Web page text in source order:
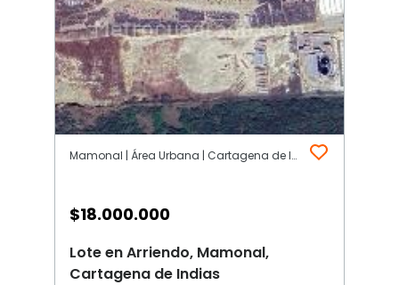
Mamonal | Área Urbana | Cartagena de Indias
$18.000.000
Lote en Arriendo, Mamonal,
Cartagena de Indias